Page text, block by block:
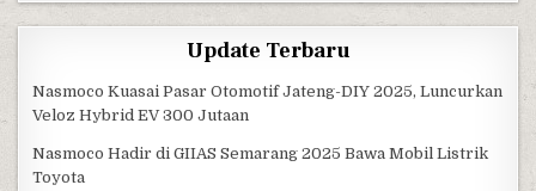
Update Terbaru
Nasmoco Kuasai Pasar Otomotif Jateng-DIY 2025, Luncurkan
Veloz Hybrid EV 300 Jutaan
Nasmoco Hadir di GIIAS Semarang 2025 Bawa Mobil Listrik
Toyota